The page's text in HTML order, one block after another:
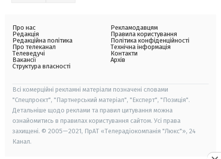
Про нас
Редакція
Редакційна політика
Про телеканал
Телеведучі
Вакансії
Структура власності
Рекламодавцям
Правила користування
Політика конфіденційності
Технічна інформація
Контакти
Архів
Всі комерційні рекламні матеріали позначені словами
"Спецпроєкт", "Партнерський матеріал", "Експерт", "Позиція".
Детальніше щодо реклами та правил цитування можна
ознайомитись в правилах користування сайтом. Усі права
захищені. © 2005—2021, ПрАТ «Телерадіокомпанія "Люкс"», 24
Канал.